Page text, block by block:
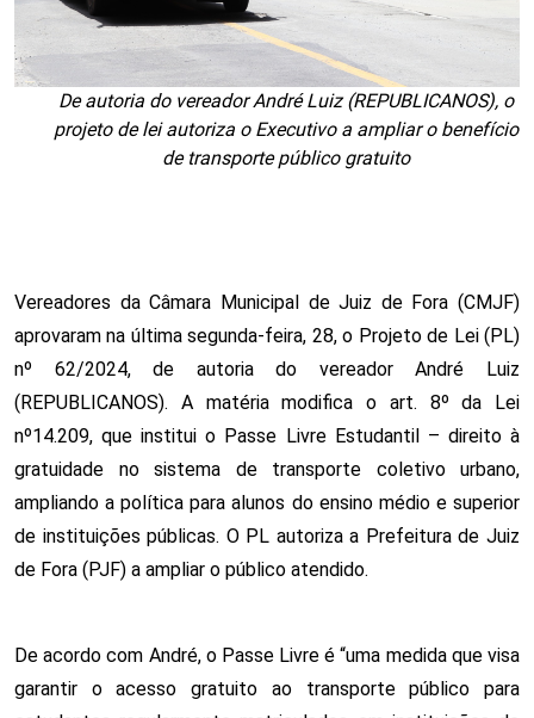
De autoria do vereador André Luiz (REPUBLICANOS), o
projeto de lei autoriza o Executivo a ampliar o benefício
de transporte público gratuito
Vereadores da Câmara Municipal de Juiz de Fora (CMJF)
aprovaram na última segunda-feira, 28, o Projeto de Lei (PL)
nº 62/2024, de autoria do vereador André Luiz
(REPUBLICANOS). A matéria modifica o art. 8º da Lei
nº14.209, que institui o Passe Livre Estudantil – direito à
gratuidade no sistema de transporte coletivo urbano,
ampliando a política para alunos do ensino médio e superior
de instituições públicas. O PL autoriza a Prefeitura de Juiz
de Fora (PJF) a ampliar o público atendido.
De acordo com André, o Passe Livre é “uma medida que visa
garantir o acesso gratuito ao transporte público para